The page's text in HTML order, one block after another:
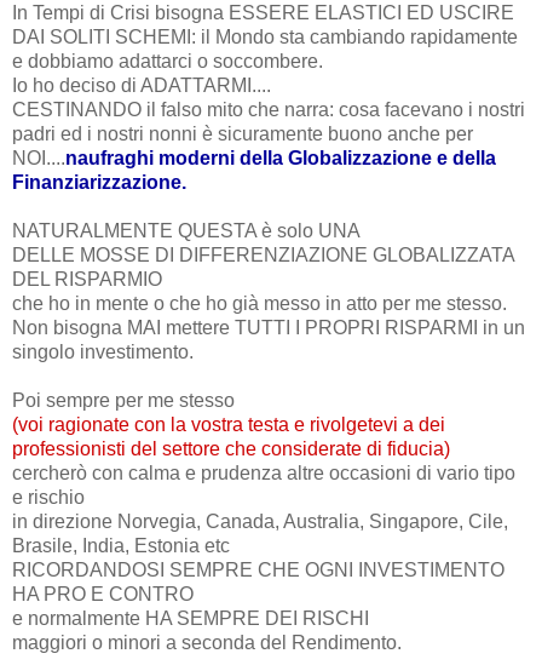
In Tempi di Crisi bisogna ESSERE ELASTICI ED USCIRE
DAI SOLITI SCHEMI: il Mondo sta cambiando rapidamente
e dobbiamo adattarci o soccombere.
Io ho deciso di ADATTARMI....
CESTINANDO il falso mito che narra: cosa facevano i nostri
padri ed i nostri nonni è sicuramente buono anche per
NOI....naufraghi moderni della Globalizzazione e della
Finanziarizzazione.
NATURALMENTE QUESTA è solo UNA
DELLE MOSSE DI DIFFERENZIAZIONE GLOBALIZZATA
DEL RISPARMIO
che ho in mente o che ho già messo in atto per me stesso.
Non bisogna MAI mettere TUTTI I PROPRI RISPARMI in un
singolo investimento.
Poi sempre per me stesso
(voi ragionate con la vostra testa e rivolgetevi a dei
professionisti del settore che considerate di fiducia)
cercherò con calma e prudenza altre occasioni di vario tipo
e rischio
in direzione Norvegia, Canada, Australia, Singapore, Cile,
Brasile, India, Estonia etc
RICORDANDOSI SEMPRE CHE OGNI INVESTIMENTO
HA PRO E CONTRO
e normalmente HA SEMPRE DEI RISCHI
maggiori o minori a seconda del Rendimento.